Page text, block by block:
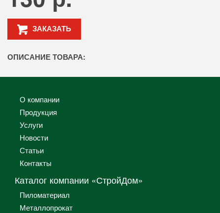
ЗАКАЗАТЬ
ОПИСАНИЕ ТОВАРА:
О компании
Продукция
Услуги
Новости
Статьи
Контакты
Каталог компании «СтройДом»
Пиломатериал
Металлопрокат